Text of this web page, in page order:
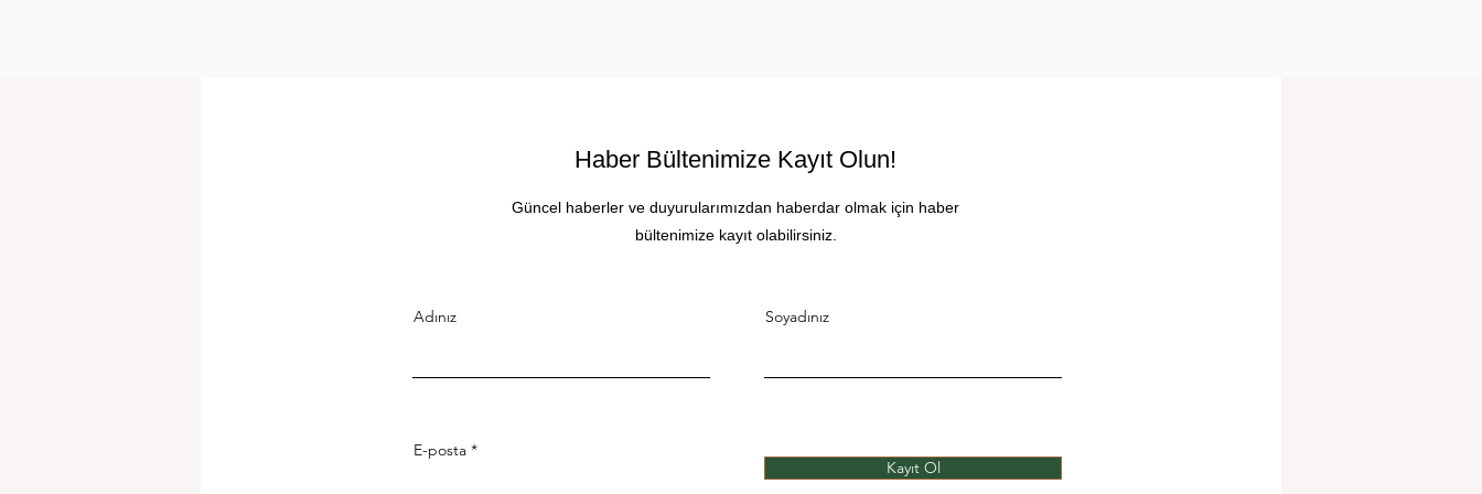
Haber Bültenimize Kayıt Olun!
Güncel haberler ve duyurularımızdan haberdar olmak için haber
bültenimize kayıt olabilirsiniz.
Adınız Soyadınız
E-posta
Kayıt Ol